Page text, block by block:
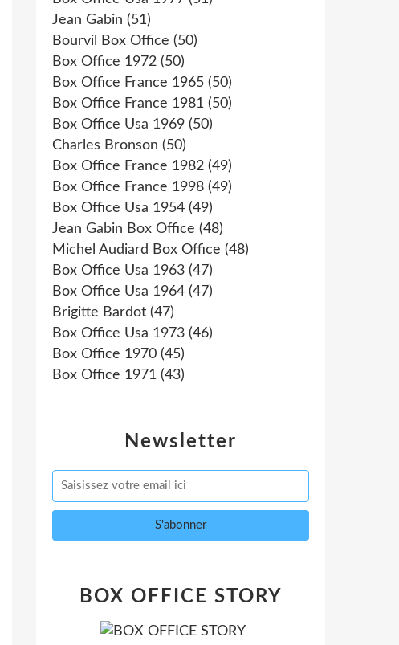
Newsletter
Jean Gabin (51)
Bourvil Box Office (50)
Box Office 1972 (50)
Box Office France 1965 (50)
Box Office France 1981 (50)
Box Office Usa 1969 (50)
Charles Bronson (50)
Box Office France 1982 (49)
Box Office France 1998 (49)
Box Office Usa 1954 (49)
Jean Gabin Box Office (48)
Michel Audiard Box Office (48)
Box Office Usa 1963 (47)
Box Office Usa 1964 (47)
Brigitte Bardot (47)
Box Office Usa 1973 (46)
Box Office 1970 (45)
Box Office 1971 (43)
BOX OFFICE STORY